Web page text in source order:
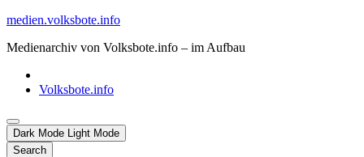
Skip
content
medien.volksbote.info
Medienarchiv von Volksbote.info – im Aufbau
Volksbote.info
Dark Mode Light Mode
Search